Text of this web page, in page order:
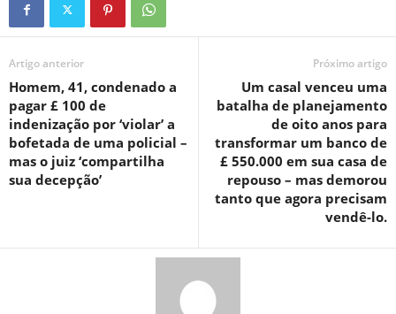
Artigo anterior
Homem, 41, condenado a
pagar £ 100 de
indenização por ‘violar’ a
bofetada de uma policial –
mas o juiz ‘compartilha
sua decepção’
Próximo artigo
Um casal venceu uma
batalha de planejamento
de oito anos para
transformar um banco de
£ 550.000 em sua casa de
repouso – mas demorou
tanto que agora precisam
vendê-lo.